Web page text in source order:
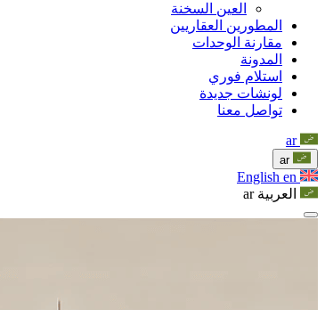
العين السخنة
المطورين العقاريين
مقارنة الوحدات
المدونة
استلام فوري
لونشات جديدة
تواصل معنا
ar
ar
English en
العربية ar